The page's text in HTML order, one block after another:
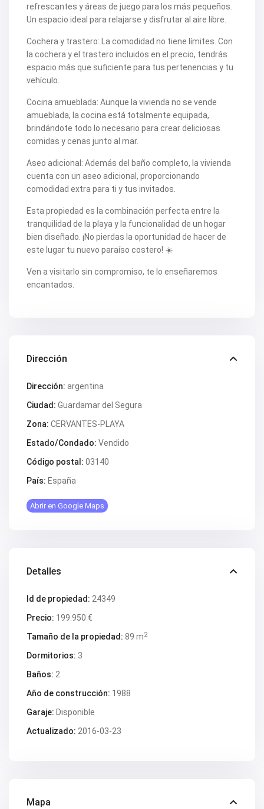
V2503
V2505
V2507
V2509
V2512
V2514
V2518
V2520
V2524
V2531
V2533
V2535
V2536
V2538
V2544
V2552
V2553
V2562
V2563
V2578
V2587
V2590
V2591
V2595
V2599
V2606
V2609
V2610
V2620
V2629
V2631
V2633
V2637
V2641
V2643
V2647
V2648
V2650
V2671
refrescantes y áreas de juego para los más pequeños.
Un espacio ideal para relajarse y disfrutar al aire libre.
Cochera y trastero: La comodidad no tiene límites. Con
la cochera y el trastero incluidos en el precio, tendrás
espacio más que suficiente para tus pertenencias y tu
vehículo.
Cocina amueblada: Aunque la vivienda no se vende
amueblada, la cocina está totalmente equipada,
brindándote todo lo necesario para crear deliciosas
comidas y cenas junto al mar.
Aseo adicional: Además del baño completo, la vivienda
cuenta con un aseo adicional, proporcionando
comodidad extra para ti y tus invitados.
Esta propiedad es la combinación perfecta entre la
tranquilidad de la playa y la funcionalidad de un hogar
bien diseñado. ¡No pierdas la oportunidad de hacer de
este lugar tu nuevo paraíso costero! ☀️
Ven a visitarlo sin compromiso, te lo enseñaremos
encantados.
Dirección
Dirección: argentina
Ciudad: Guardamar del Segura
Zona: CERVANTES-PLAYA
Estado/Condado: Vendido
Código postal: 03140
País: España
Abrir en Google Maps
Detalles
Id de propiedad: 24349
Precio: 199.950 €
Tamaño de la propiedad: 89 m2
Dormitorios: 3
Baños: 2
Año de construcción: 1988
Garaje: Disponible
Actualizado: 2016-03-23
Mapa